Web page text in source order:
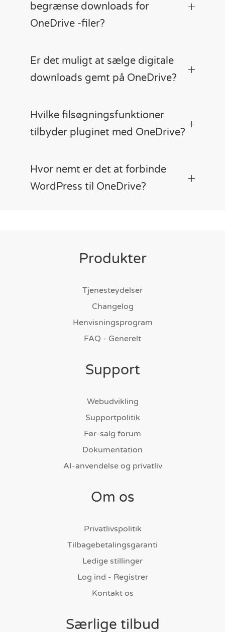
begrænse downloads for
OneDrive -filer?
Er det muligt at sælge digitale
downloads gemt på OneDrive?
Hvilke filsøgningsfunktioner
tilbyder pluginet med OneDrive?
Hvor nemt er det at forbinde
WordPress til OneDrive?
Produkter
Tjenesteydelser
Changelog
Henvisningsprogram
FAQ - Generelt
Support
Webudvikling
Supportpolitik
Før-salg forum
Dokumentation
AI-anvendelse og privatliv
Om os
Privatlivspolitik
Tilbagebetalingsgaranti
Ledige stillinger
Log ind - Registrer
Kontakt os
Særlige tilbud